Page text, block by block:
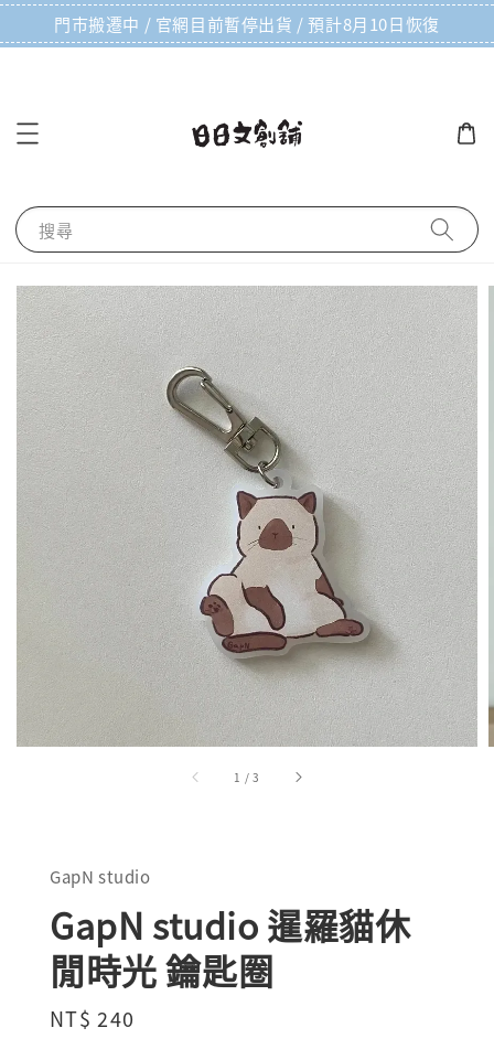
門市搬遷中 / 官網目前暫停出貨 / 預計8月10日恢復
搜尋
1 /3
GapN studio
GapN studio 暹羅貓休
閒時光 鑰匙圈
Regular
NT$ 240